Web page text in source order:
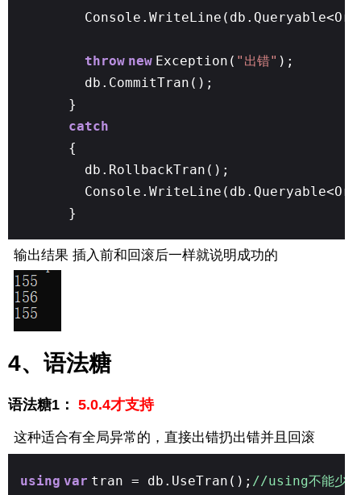
throw new Exception( "出错" );
db.CommitTran();
}
catch
{
db.RollbackTran();
}
输出结果 插入前和回滚后一样就说明成功的
4、语法糖
语法糖1： 5.0.4才支持
这种适合有全局异常的，直接出错扔出错并且回滚
using var tran = db.UseTran(); //using不能少